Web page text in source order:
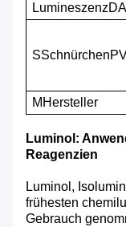
Lumi­neszenzD
SSchnürchenP
M Hersteller
Luminol:
Reagenzien
Luminol,
frühesten
Gebrauch